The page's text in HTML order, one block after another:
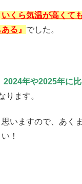
いくら気温が高くて
る 』 でした。
2024年や2025年に
ります。
いますので、あく
！